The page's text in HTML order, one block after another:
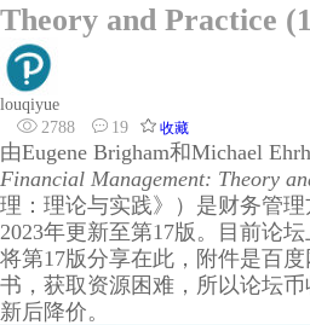
Theory and Practice
louqiyue
2788
19 收藏
由Eugene Brigham和Michael
Financial Management: Theory
理：理论与实践》）是财务管
2023年更新至第17版。目前论
将第17版分享在此，附件是百
书，获取资源困难，所以论坛
新后降价。